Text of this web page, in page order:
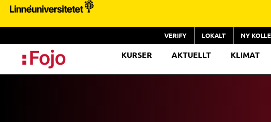
VERIFY LOKALT NY
KURSER AKTUELLT KLIMAT